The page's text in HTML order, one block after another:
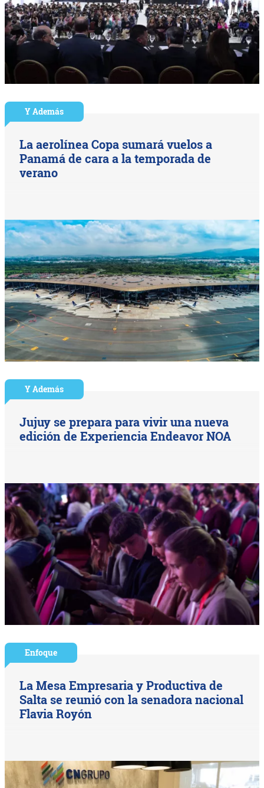
Y Además
La aerolínea Copa sumará vuelos a
Panamá de cara a la temporada de
verano
Y Además
Jujuy se prepara para vivir una nueva
edición de Experiencia Endeavor NOA
Enfoque
La Mesa Empresaria y Productiva de
Salta se reunió con la senadora nacional
Flavia Royón